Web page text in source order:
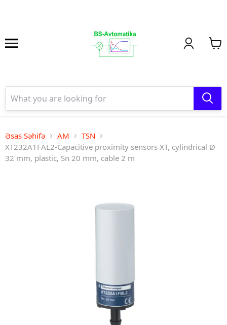
Əsas Səhifə AM
TSN
XT232A1FAL2-Capacitive proximity sensors XT, cylindrical Ø
32 mm, plastic, Sn 20 mm, cable 2 m